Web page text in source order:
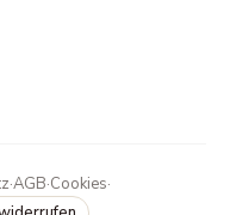
·AGB·Cookies·